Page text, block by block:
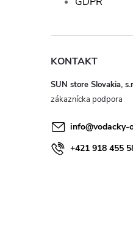
KONTAKT
SUN store Slovakia,
info@vodacky-
+421 918 455